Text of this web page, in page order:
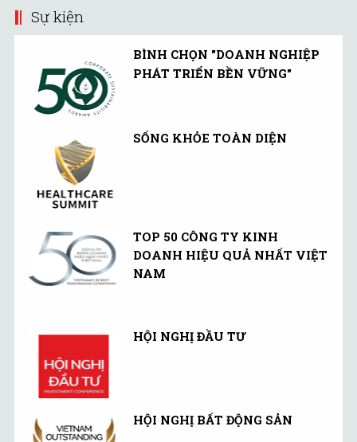
Sự kiện
BÌNH CHỌN "DOANH NGHIỆP
PHÁT TRIỂN BỀN VỮNG"
SỐNG KHỎE TOÀN DIỆN
TOP 50 CÔNG TY KINH
DOANH HIỆU QUẢ NHẤT VIỆT
NAM
HỘI NGHỊ ĐẦU TƯ
HỘI NGHỊ BẤT ĐỘNG SẢN